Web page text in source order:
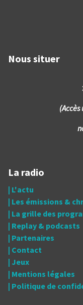
Nous situer
La radio
| L'actu
| Les émissions &
| La grille des
| Replay & podcasts
| Partenaires
| Contact
| Jeux
| Mentions légales
| Politique de